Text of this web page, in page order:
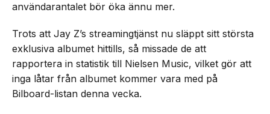
användarantalet bör öka ännu mer.
Trots att Jay Z’s streamingtjänst nu släppt sitt största
exklusiva albumet hittills, så missade de att
rapportera in statistik till Nielsen Music, vilket gör att
inga låtar från albumet kommer vara med på
Bilboard-listan denna vecka.